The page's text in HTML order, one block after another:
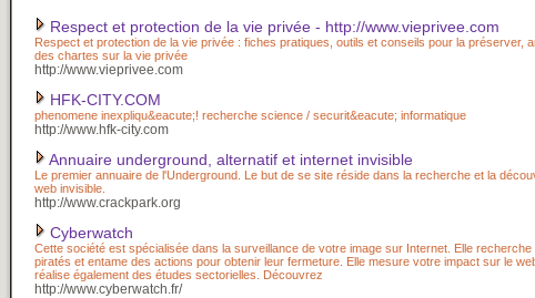
Respect et protection de la vie privée - http://www.vieprivee.com
Respect et protection de la vie privée : fiches pratiques, outils et conseils pour la préserver,
des chartes sur la vie privée
http://www.vieprivee.com
HFK-CITY.COM
phenomene inexpliqu&eacute;! recherche science / securit&eacute; informatique
http://www.hfk-city.com
Annuaire underground, alternatif et internet invisible
Le premier annuaire de l'Underground. Le but de se site réside dans la recherche et la
web invisible.
http://www.crackpark.org
Cyberwatch
Cette société est spécialisée dans la surveillance de votre image sur Internet. Elle recherche
piratés et entame des actions pour obtenir leur fermeture. Elle mesure votre impact sur le
réalise également des études sectorielles. Découvrez
http://www.cyberwatch.fr/